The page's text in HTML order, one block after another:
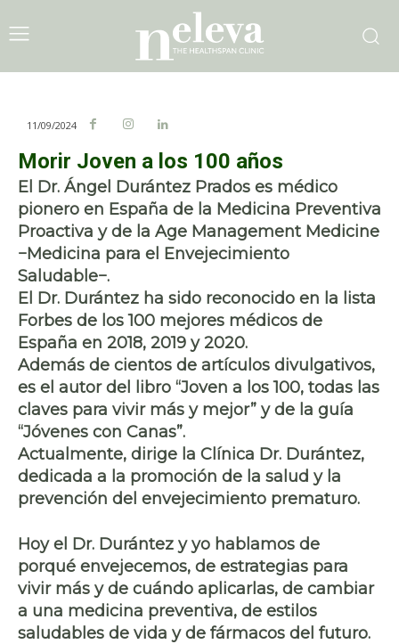
11/09/2024
Morir Joven a los 100 años
El Dr. Ángel Durántez Prados es médico
pionero en España de la Medicina Preventiva
Proactiva y de la Age Management Medicine
−Medicina para el Envejecimiento
Saludable−.
El Dr. Durántez ha sido reconocido en la lista
Forbes de los 100 mejores médicos de
España en 2018, 2019 y 2020.
Además de cientos de artículos divulgativos,
es el autor del libro “Joven a los 100, todas las
claves para vivir más y mejor” y de la guía
“Jóvenes con Canas”.
Actualmente, dirige la Clínica Dr. Durántez,
dedicada a la promoción de la salud y la
prevención del envejecimiento prematuro.
Hoy el Dr. Durántez y yo hablamos de
porqué envejecemos, de estrategias para
vivir más y de cuándo aplicarlas, de cambiar
a una medicina preventiva, de estilos
saludables de vida y de fármacos del futuro.